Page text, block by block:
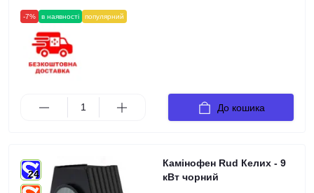
-7% в наявності популярний
До кошика
24
Камінофен Rud Келих - 9
кВт чорний